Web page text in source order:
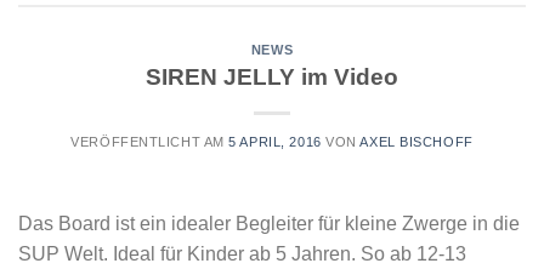
NEWS
SIREN JELLY im Video
VERÖFFENTLICHT AM5 APRIL, 2016 VONAXEL BISCHOFF
Das Board ist ein idealer Begleiter für kleine Zwerge in die
SUP Welt. Ideal für Kinder ab 5 Jahren. So ab 12-13